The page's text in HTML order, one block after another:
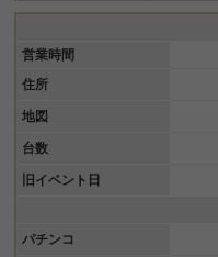
営業時間
住所
地図
台数
旧イベント日
パチンコ